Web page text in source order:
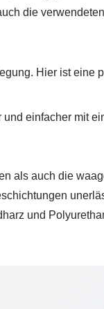
die
Hier ist eine
einfacher mit
als auch die
und